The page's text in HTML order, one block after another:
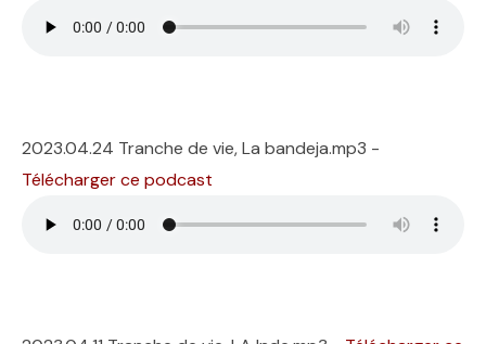
2023.04.24 Tranche de vie, La bandeja.mp3 -
Télécharger ce podcast